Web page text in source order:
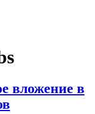
вложение в